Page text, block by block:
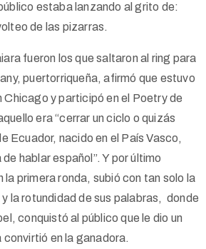
estaba lanzando al grito de:
de las pizarras.
fueron los que saltaron al ring para
puertorriqueña, afirmó que estuvo
Chicago y participó en el Poetry de
era “cerrar un ciclo o quizás
Ecuador, nacido en el País Vasco,
hablar español”. Y por último
la primera ronda, subió con tan solo la
la rotundidad de sus palabras, donde
conquistó al público que le dio un
convirtió en la ganadora.